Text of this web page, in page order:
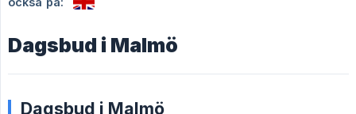
Dagsbud i Malmö
Dagsbud i Malmö